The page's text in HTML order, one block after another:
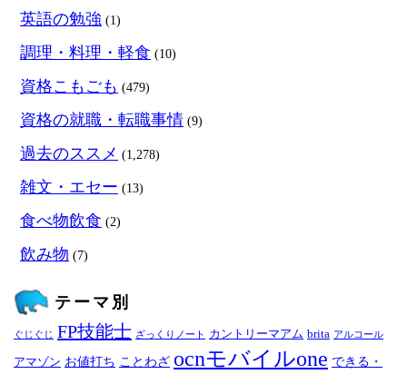
英語の勉強 (1)
調理・料理・軽食 (10)
資格こもごも (479)
資格の就職・転職事情 (9)
過去のススメ (1,278)
雑文・エセー (13)
食べ物飲食 (2)
飲み物 (7)
テーマ別
ぐじぐじ FP技能士 ざっくりノート カントリーマアム brita アルコール
アマゾン お値打ち ことわざ ocnモバイルone できる・